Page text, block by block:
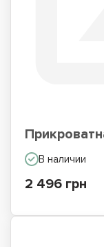
В наличии
2 496 грн